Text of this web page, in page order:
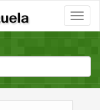
Toggle